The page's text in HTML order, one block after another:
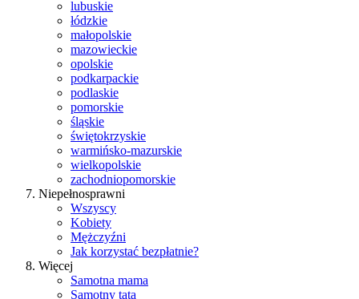
lubuskie
łódzkie
małopolskie
mazowieckie
opolskie
podkarpackie
podlaskie
pomorskie
śląskie
świętokrzyskie
warmińsko-mazurskie
wielkopolskie
zachodniopomorskie
Niepełnosprawni
Wszyscy
Kobiety
Mężczyźni
Jak korzystać bezpłatnie?
Więcej
Samotna mama
Samotny tata